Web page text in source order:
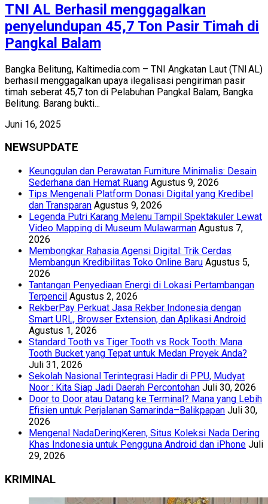
TNI AL Berhasil menggagalkan
penyelundupan 45,7 Ton Pasir Timah di
Pangkal Balam
Bangka Belitung, Kaltimedia.com – TNI Angkatan Laut (TNI AL)
berhasil menggagalkan upaya ilegalisasi pengiriman pasir
timah seberat 45,7 ton di Pelabuhan Pangkal Balam, Bangka
Belitung. Barang bukti...
Juni 16, 2025
NEWSUPDATE
Keunggulan dan Perawatan Furniture Minimalis: Desain
Sederhana dan Hemat Ruang Agustus 9, 2026
Tips Mengenali Platform Donasi Digital yang Kredibel
dan Transparan Agustus 9, 2026
Legenda Putri Karang Melenu Tampil Spektakuler Lewat
Video Mapping di Museum Mulawarman Agustus 7,
2026
Membongkar Rahasia Agensi Digital: Trik Cerdas
Membangun Kredibilitas Toko Online Baru Agustus 5,
2026
Tantangan Penyediaan Energi di Lokasi Pertambangan
Terpencil Agustus 2, 2026
RekberPay Perkuat Jasa Rekber Indonesia dengan
Smart URL, Browser Extension, dan Aplikasi Android
Agustus 1, 2026
Standard Tooth vs Tiger Tooth vs Rock Tooth: Mana
Tooth Bucket yang Tepat untuk Medan Proyek Anda?
Juli 31, 2026
Sekolah Nasional Terintegrasi Hadir di PPU, Mudyat
Noor : Kita Siap Jadi Daerah Percontohan Juli 30, 2026
Door to Door atau Datang ke Terminal? Mana yang Lebih
Efisien untuk Perjalanan Samarinda–Balikpapan Juli 30,
2026
Mengenal NadaDeringKeren, Situs Koleksi Nada Dering
Khas Indonesia untuk Pengguna Android dan iPhone Juli
29, 2026
KRIMINAL